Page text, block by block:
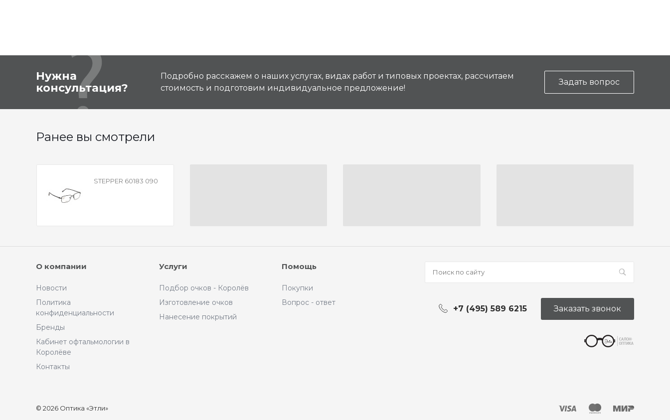
Нужна
консультация?
Подробно расскажем о наших услугах, видах работ и типовых проектах, рассчитаем
стоимость и подготовим индивидуальное предложение!
Задать вопрос
Ранее вы смотрели
STEPPER 60183 090
О компании
Новости
Политика
конфиденциальности
Бренды
Кабинет офтальмологии в
Королёве
Контакты
Услуги
Подбор очков - Королёв
Изготовление очков
Нанесение покрытий
Помощь
Покупки
Вопрос - ответ
+7 (495) 589 6215 Заказать звонок
© 2026 Оптика «Этли»